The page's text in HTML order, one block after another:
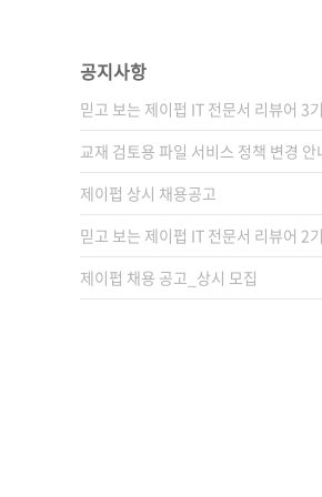
공지사항
믿고 보는 제이펍 IT 전문서 리뷰어 3
교재 검토용 파일 서비스 정책 변경 안
제이펍 상시 채용공고
믿고 보는 제이펍 IT 전문서 리뷰어 2
제이펍 채용 공고_상시 모집